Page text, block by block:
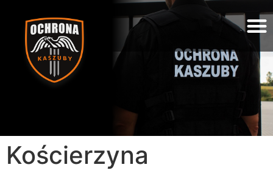
Kościerzyna